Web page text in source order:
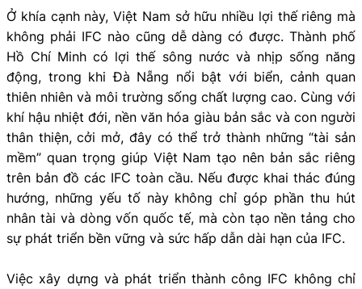
Ở khía cạnh này, Việt Nam sở hữu nhiều lợi thế riêng mà
không phải IFC nào cũng dễ dàng có được. Thành phố
Hồ Chí Minh có lợi thế sông nước và nhịp sống năng
động, trong khi Đà Nẵng nổi bật với biển, cảnh quan
thiên nhiên và môi trường sống chất lượng cao. Cùng với
khí hậu nhiệt đới, nền văn hóa giàu bản sắc và con người
thân thiện, cởi mở, đây có thể trở thành những “tài sản
mềm” quan trọng giúp Việt Nam tạo nên bản sắc riêng
trên bản đồ các IFC toàn cầu. Nếu được khai thác đúng
hướng, những yếu tố này không chỉ góp phần thu hút
nhân tài và dòng vốn quốc tế, mà còn tạo nền tảng cho
sự phát triển bền vững và sức hấp dẫn dài hạn của IFC.
Việc xây dựng và phát triển thành công IFC không chỉ